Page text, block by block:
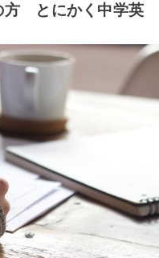
方 とにかく中学英